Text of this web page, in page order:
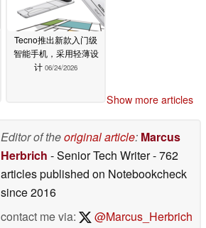
Tecno推出新款入门级
智能手机，采用轻薄设
计 06/24/2026
Show more articles
Editor of theoriginal article: Marcus
Herbrich - Senior Tech Writer- 762
articles published on Notebookcheck
since 2016
contact me via:
@Marcus_Herbrich